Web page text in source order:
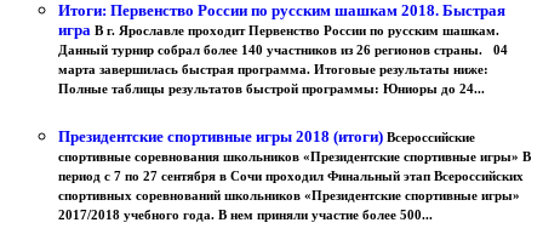
Итоги: Первенство России по русским шашкам 2018. Быстрая
игра В г. Ярославле проходит Первенство России по русским шашкам.
Данный турнир собрал более 140 участников из 26 регионов страны. 04
марта завершилась быстрая программа. Итоговые результаты ниже:
Полные таблицы результатов быстрой программы: Юниоры до 24...
Президентские спортивные игры 2018 (итоги) Всероссийские
спортивные соревнования школьников «Президентские спортивные игры» В
период с 7 по 27 сентября в Сочи проходил Финальный этап Всероссийских
спортивных соревнований школьников «Президентские спортивные игры»
2017/2018 учебного года. В нем приняли участие более 500...